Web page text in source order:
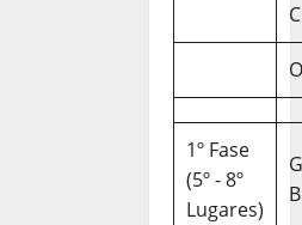
1º Fase
(5º - 8º
Lugares)
B